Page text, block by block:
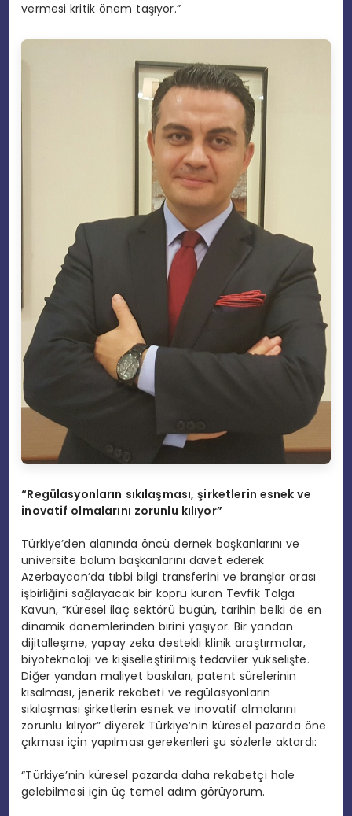
vermesi kritik önem taşıyor.”
“Regülasyonların sıkılaşması, şirketlerin esnek ve
inovatif olmalarını zorunlu kılıyor”
Türkiye’den alanında öncü dernek başkanlarını ve
üniversite bölüm başkanlarını davet ederek
Azerbaycan’da tıbbi bilgi transferini ve branşlar arası
işbirliğini sağlayacak bir köprü kuran Tevfik Tolga
Kavun, “Küresel ilaç sektörü bugün, tarihin belki de en
dinamik dönemlerinden birini yaşıyor. Bir yandan
dijitalleşme, yapay zeka destekli klinik araştırmalar,
biyoteknoloji ve kişiselleştirilmiş tedaviler yükselişte.
Diğer yandan maliyet baskıları, patent sürelerinin
kısalması, jenerik rekabeti ve regülasyonların
sıkılaşması şirketlerin esnek ve inovatif olmalarını
zorunlu kılıyor” diyerek Türkiye’nin küresel pazarda öne
çıkması için yapılması gerekenleri şu sözlerle aktardı:
“Türkiye’nin küresel pazarda daha rekabetçi hale
gelebilmesi için üç temel adım görüyorum.